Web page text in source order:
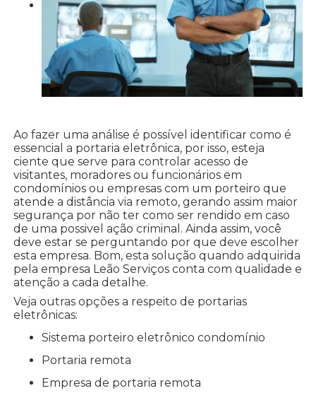
Ao fazer uma análise é possível identificar como é
essencial a portaria eletrônica, por isso, esteja
ciente que serve para controlar acesso de
visitantes, moradores ou funcionários em
condomínios ou empresas com um porteiro que
atende a distância via remoto, gerando assim maior
segurança por não ter como ser rendido em caso
de uma possivel ação criminal. Ainda assim, você
deve estar se perguntando por que deve escolher
esta empresa. Bom, esta solução quando adquirida
pela empresa Leão Serviços conta com qualidade e
atenção a cada detalhe.
Veja outras opções a respeito de portarias
eletrônicas:
sistema porteiro eletrônico condomínio
portaria remota
empresa de portaria remota